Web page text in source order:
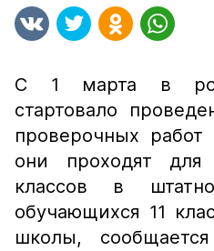
С 1 марта в
стартовало
проверочных
они проходят
классов в
обучающихся 11
школы,